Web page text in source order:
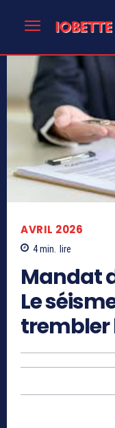
AVRIL 2026
4min. lire
Mandat
Le
trembler